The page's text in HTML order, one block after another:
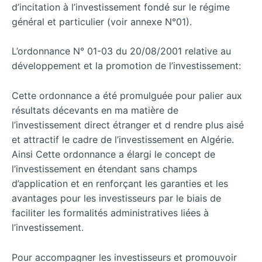
d’incitation à l’investissement fondé sur le régime
général et particulier (voir annexe N°01).
L’ordonnance N° 01-03 du 20/08/2001 relative au
développement et la promotion de l’investissement:
Cette ordonnance a été promulguée pour palier aux
résultats décevants en ma matière de
l’investissement direct étranger et d rendre plus aisé
et attractif le cadre de l’investissement en Algérie.
Ainsi Cette ordonnance a élargi le concept de
l’investissement en étendant sans champs
d’application et en renforçant les garanties et les
avantages pour les investisseurs par le biais de
faciliter les formalités administratives liées à
l’investissement.
Pour accompagner les investisseurs et promouvoir